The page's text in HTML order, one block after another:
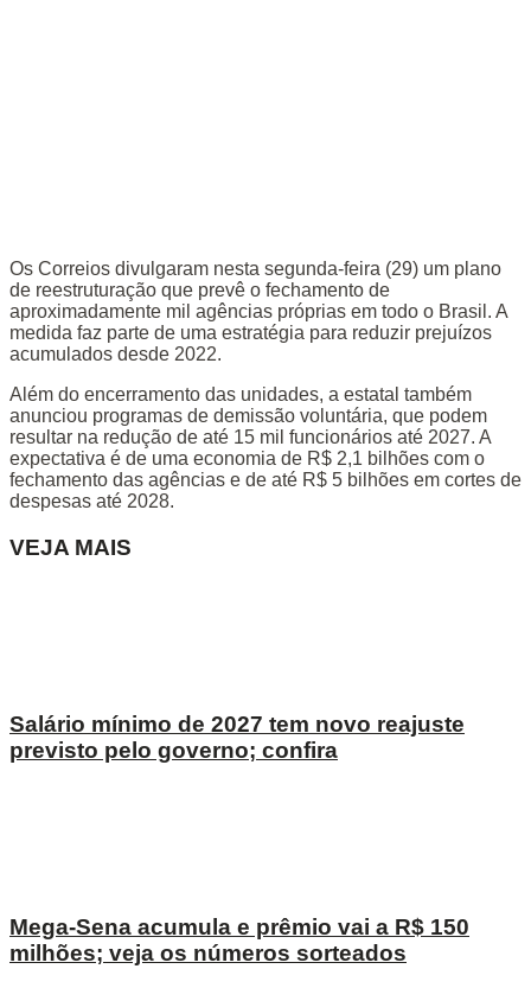
Os Correios divulgaram nesta segunda-feira (29) um plano
de reestruturação que prevê o fechamento de
aproximadamente mil agências próprias em todo o Brasil. A
medida faz parte de uma estratégia para reduzir prejuízos
acumulados desde 2022.
Além do encerramento das unidades, a estatal também
anunciou programas de demissão voluntária, que podem
resultar na redução de até 15 mil funcionários até 2027. A
expectativa é de uma economia de R$ 2,1 bilhões com o
fechamento das agências e de até R$ 5 bilhões em cortes de
despesas até 2028.
VEJA MAIS
Salário mínimo de 2027 tem novo reajuste
previsto pelo governo; confira
Mega-Sena acumula e prêmio vai a R$ 150
milhões; veja os números sorteados